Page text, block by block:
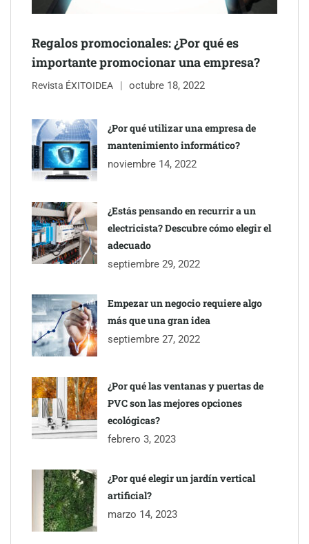
Regalos promocionales: ¿Por qué es
importante promocionar una empresa?
Revista ÉXITOIDEA octubre 18, 2022
¿Por qué utilizar una empresa de
mantenimiento informático?
noviembre 14, 2022
¿Estás pensando en recurrir a un
electricista? Descubre cómo elegir el
adecuado
septiembre 29, 2022
Empezar un negocio requiere algo
más que una gran idea
septiembre 27, 2022
¿Por qué las ventanas y puertas de
PVC son las mejores opciones
ecológicas?
febrero 3, 2023
¿Por qué elegir un jardín vertical
artificial?
marzo 14, 2023